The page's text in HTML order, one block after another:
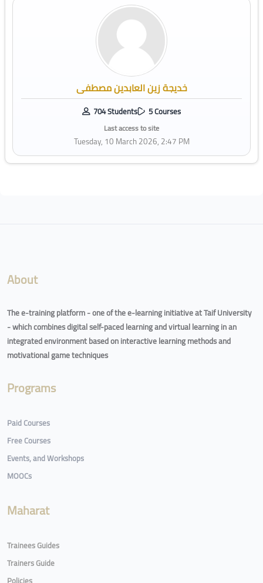
خديجة زين العابدين مصطفى
704 Students 5 Courses
Last access to site
Tuesday, 10 March 2026, 2:47 PM
About
The e-training platform - one of the e-learning initiative at Taif University
- which combines digital self-paced learning and virtual learning in an
integrated environment based on interactive learning methods and
motivational game techniques
Programs
Paid Courses
Free Courses
Events, and Workshops
MOOCs
Maharat
Trainees Guides
Trainers Guide